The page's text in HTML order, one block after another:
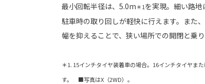
最小回転半径は、5.0m＊1を実現。細い路
駐車時の取り回しが軽快に行えます。また
幅を抑えることで、狭い場所での開閉と乗
＊1. 15インチタイヤ装着車の場合。16インチタイヤま
す。 ■写真はX（2WD）。